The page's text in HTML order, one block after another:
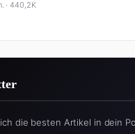
·440,2K
die besten Artikel in dein